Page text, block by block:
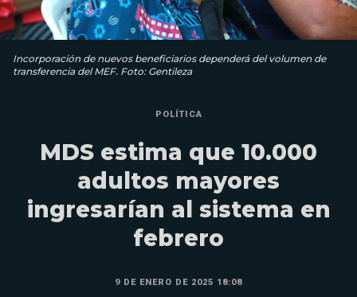
Incorporación de nuevos beneficiarios dependerá del volumen de
transferencia del MEF. Foto: Gentileza
POLÍTICA
MDS estima que 10.000
adultos mayores
ingresarían al sistema en
febrero
9 DE ENERO DE 2025 18:08